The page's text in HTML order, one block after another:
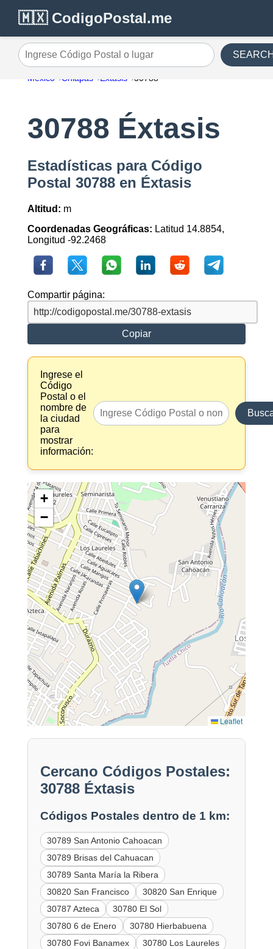
🇲🇽 CodigoPostal.me
Ingrese Código Postal o lugar
México Chiapas Éxtasis 30788
30788 Éxtasis
Estadísticas para Código
Postal 30788 en Éxtasis
Altitud: m
Coordenadas Geográficas: Latitud 14.8854,
Longitud -92.2468
Compartir página:
Copiar
Ingrese el
Código
Postal o el
nombre de
la ciudad
para
mostrar
información:
+
−
Leaflet
Cercano Códigos Postales:
30788 Éxtasis
Códigos Postales dentro de 1 km:
30789 San Antonio Cahoacan
30789 Brisas del Cahuacan
30789 Santa María la Ribera
30820 San Francisco
30820 San Enrique
30787 Azteca
30780 El Sol
30780 6 de Enero
30780 Hierbabuena
30780 Fovi Banamex
30780 Los Laureles